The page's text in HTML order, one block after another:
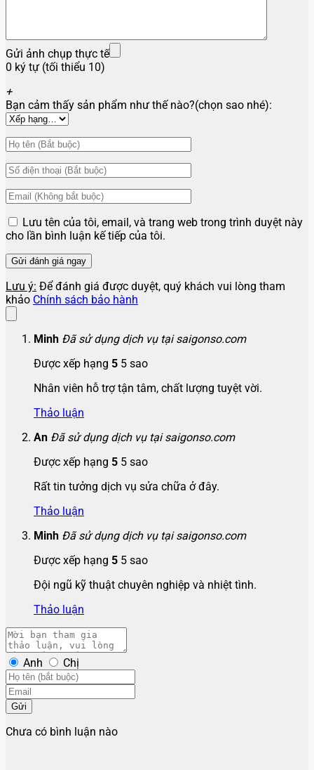
Gửi ảnh chụp thực tế
0 ký tự (tối thiểu 10)
+
Bạn cảm thấy sản phẩm như thế nào?(chọn sao nhé):
Lưu tên của tôi, email, và trang web trong trình duyệt này
cho lần bình luận kế tiếp của tôi.
Lưu ý: Để đánh giá được duyệt, quý khách vui lòng tham
khảo Chính sách bảo hành
Minh Đã sử dụng dịch vụ tại saigonso.com
Được xếp hạng 5 5 sao
Nhân viên hỗ trợ tận tâm, chất lượng tuyệt vời.
Thảo luận
An Đã sử dụng dịch vụ tại saigonso.com
Được xếp hạng 5 5 sao
Rất tin tưởng dịch vụ sửa chữa ở đây.
Thảo luận
Minh Đã sử dụng dịch vụ tại saigonso.com
Được xếp hạng 5 5 sao
Đội ngũ kỹ thuật chuyên nghiệp và nhiệt tình.
Thảo luận
Anh Chị
Gửi
Chưa có bình luận nào